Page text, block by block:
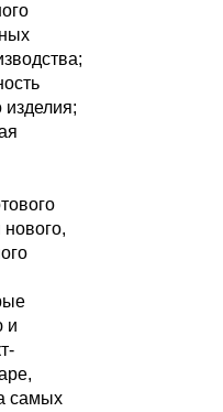
изделия;
и
самых